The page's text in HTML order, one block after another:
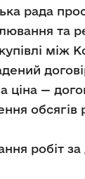
рада
та
ціна —
обсягів
робіт